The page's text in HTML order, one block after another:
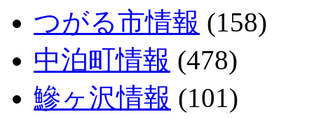
つがる市情報 (158)
中泊町情報 (478)
鰺ヶ沢情報 (101)